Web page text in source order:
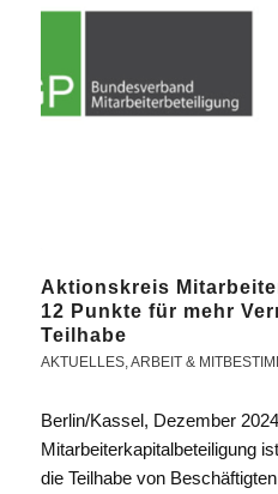
Aktionskreis
12 Punkte für mehr
Teilhabe
AKTUELLES, ARBEIT &
Berlin/Kassel, Dezember
Mitarbeiterkapitalbeteiligung
die Teilhabe von